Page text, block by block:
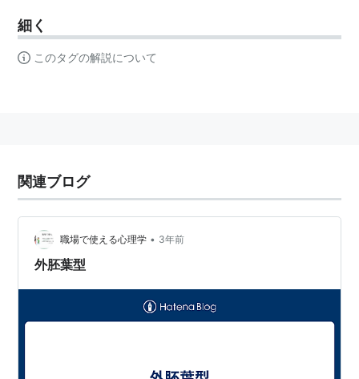
細く
このタグの解説について
関連ブログ
職場で使える心理学 • 3年前
外胚葉型